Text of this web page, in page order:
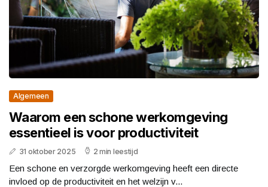
Algemeen
Waarom een schone werkomgeving
essentieel is voor productiviteit
31 oktober 2025 2 min leestijd
Een schone en verzorgde werkomgeving heeft een directe
invloed op de productiviteit en het welzijn v...